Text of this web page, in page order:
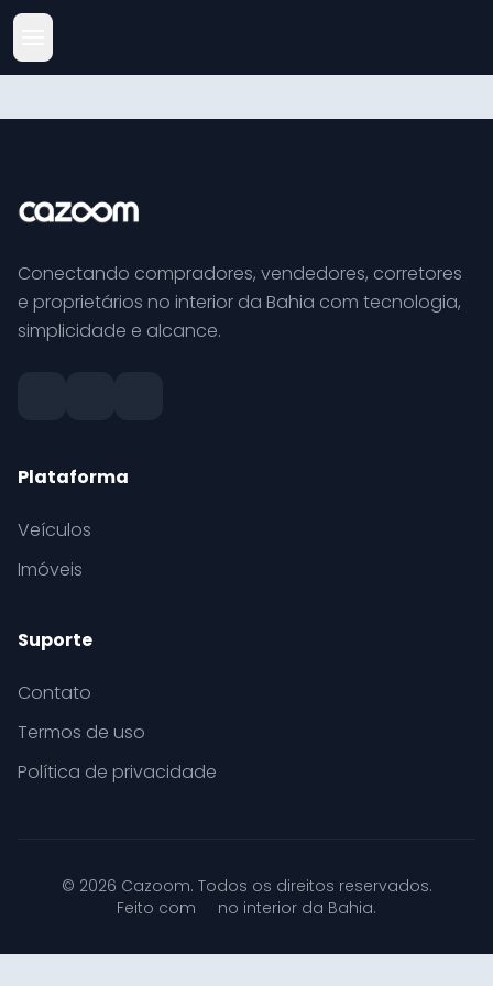
Conectando compradores, vendedores, corretores
e proprietários no interior da Bahia com tecnologia,
simplicidade e alcance.
Plataforma
Veículos
Imóveis
Suporte
Contato
Termos de uso
Política de privacidade
© 2026 Cazoom. Todos os direitos reservados.
Feito com
no interior da Bahia.